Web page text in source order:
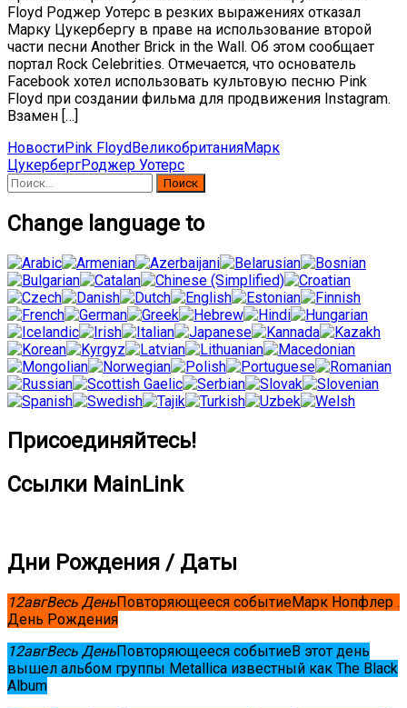
Floyd Роджер Уотерс в резких выражениях отказал
Марку Цукербергу в праве на использование второй
части песни Another Brick in the Wall. Об этом сообщает
портал Rock Celebrities. Отмечается, что основатель
Facebook хотел использовать культовую песню Pink
Floyd при создании фильма для продвижения Instagram.
Взамен […]
НовостиPink FloydВеликобританияМарк
ЦукербергРоджер Уотерс
Найти:
Change language to
Присоединяйтесь!
Ссылки MainLink
Дни Рождения / Даты
12авгВесь ДеньПовторяющееся событиеМарк Нопфлер .
День Рождения
12авгВесь ДеньПовторяющееся событиеВ этот день
вышел альбом группы Metallica известный как The Black
Album